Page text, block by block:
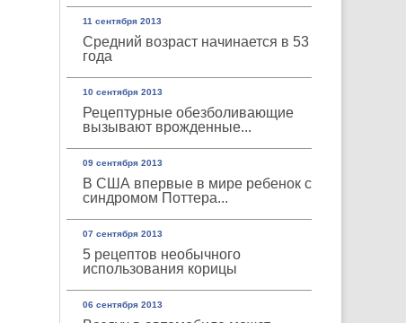
11 сентября 2013
Средний возраст начинается в 53
года
10 сентября 2013
Рецептурные обезболивающие
вызывают врожденные...
09 сентября 2013
В США впервые в мире ребенок с
синдромом Поттера...
07 сентября 2013
5 рецептов необычного
использования корицы
06 сентября 2013